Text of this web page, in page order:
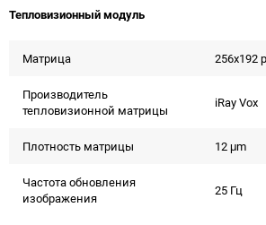
Тепловизионный модуль
Матрица 256x192
Производитель
тепловизионной матрицы
iRay Vox
Плотность матрицы 12 μm
Частота обновления
изображения
25 Гц